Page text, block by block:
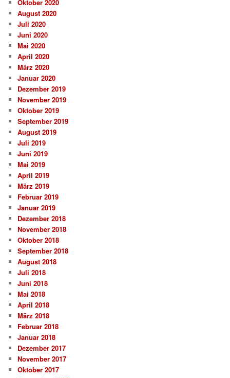
Oktober 2020
August 2020
Juli 2020
Juni 2020
Mai 2020
April 2020
März 2020
Januar 2020
Dezember 2019
November 2019
Oktober 2019
September 2019
August 2019
Juli 2019
Juni 2019
Mai 2019
April 2019
März 2019
Februar 2019
Januar 2019
Dezember 2018
November 2018
Oktober 2018
September 2018
August 2018
Juli 2018
Juni 2018
Mai 2018
April 2018
März 2018
Februar 2018
Januar 2018
Dezember 2017
November 2017
Oktober 2017